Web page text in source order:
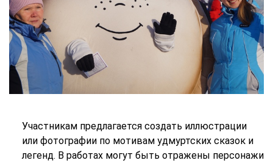
Участникам предлагается создать иллюстрации
или фотографии по мотивам удмуртских сказок и
легенд. В работах могут быть отражены персонажи